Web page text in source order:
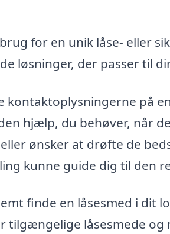
for en unik låse- eller
løsninger, der passer til
kontaktoplysningerne på
hjælp, du behøver, når
ønsker at drøfte de
kunne guide dig til den
finde en låsesmed i dit
tilgængelige låsesmede